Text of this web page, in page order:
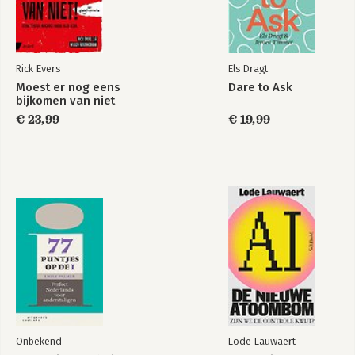
3 Hou vast die lezer
3.1 Broodje afhaak 49
3.2 Waarom wollig? 52
3.4 Het holle-vatensyndroom 57
3.5 Voor de draad ermee 67
3.6 Hallo, ben je er nog? 68
3.11 Ik moet helemaal niets! 88
3.12 Houden we het wel een beetje positief? 89
3.13 Wat een vreselijke tang! 91
3.14 Geef je luie tekst een schop onder zijn dikke reet 92
3.15 Niet lullen over zullen 93
3.16 Vier onzekere jongens 95
3.17 De vent achter de tent en de vrouw achter het gebouw 97
3.18 Het Tranentrio 101
3.20 Onze geschiedenis is saai en voorspelbaar 107
Rick Evers
Moest er nog eens
bijkomen van niet
€ 23,99
Els Dragt
Dare to Ask
€ 19,99
Onbekend Lode Lauwaert